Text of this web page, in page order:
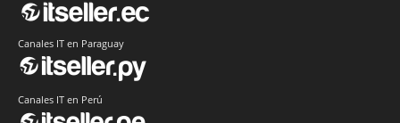
Canales IT en Paraguay
Canales IT en Perú